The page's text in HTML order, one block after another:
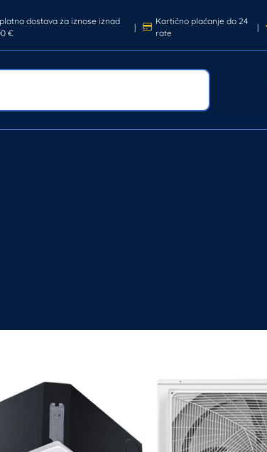
dostava za iznose iznad
€
|
Kartično plaćanje do 24
rate
|